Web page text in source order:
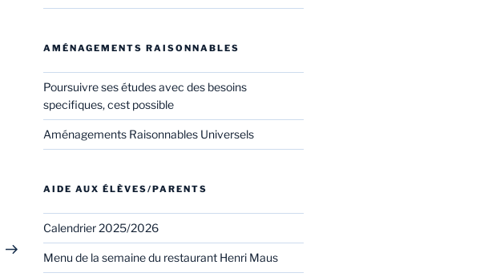
suivant
AMÉNAGEMENTS RAISONNABLES
Poursuivre ses études avec des besoins
specifiques, cest possible
Aménagements Raisonnables Universels
AIDE AUX ÉLÈVES/PARENTS
Calendrier 2025/2026
Menu de la semaine du restaurant Henri Maus